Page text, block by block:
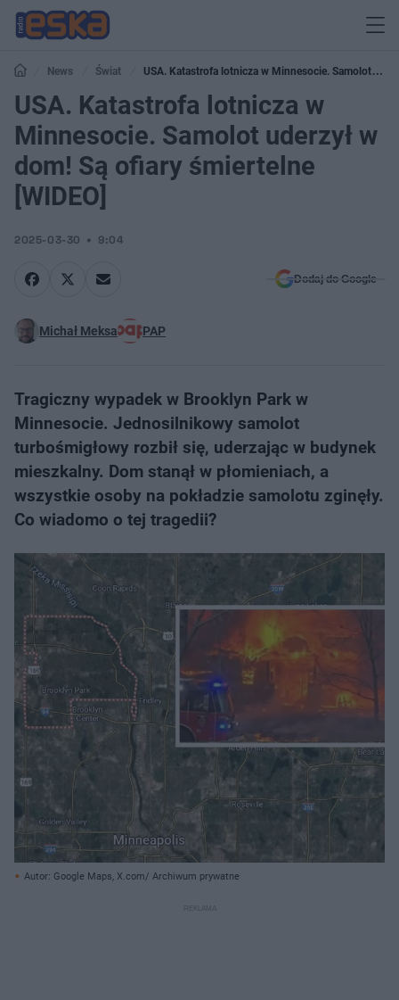
News Świat
USA. Katastrofa lotnicza w Minnesocie. Samolot
uderzył w dom! Są ofiary śmiertelne [WIDEO]
USA. Katastrofa lotnicza w
Minnesocie. Samolot uderzył w
dom! Są ofiary śmiertelne
[WIDEO]
2025-03-30 9:04
Dodaj do Google
Michał Meksa PAP
Tragiczny wypadek w Brooklyn Park w
Minnesocie. Jednosilnikowy samolot
turbośmigłowy rozbił się, uderzając w budynek
mieszkalny. Dom stanął w płomieniach, a
wszystkie osoby na pokładzie samolotu zginęły.
Co wiadomo o tej tragedii?
Autor: Google Maps, X.com/ Archiwum prywatne